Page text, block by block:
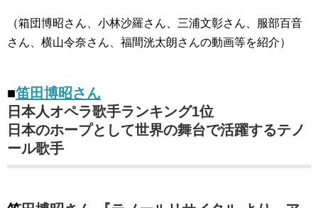
（箱団博昭さん、小林沙羅さん、三浦文彰さん、服部百音
さん、横山令奈さん、福間洸太朗さんの動画等を紹介）
■笛田博昭さん
日本人オペラ歌手ランキング1位
日本のホープとして世界の舞台で活躍するテノ
ール歌手